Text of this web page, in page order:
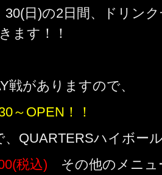
30(日)の2日間、ドリン
ます！！
戦がありますので、
～OPEN！！
、QUARTERSハイボー
税込) その他のメニ